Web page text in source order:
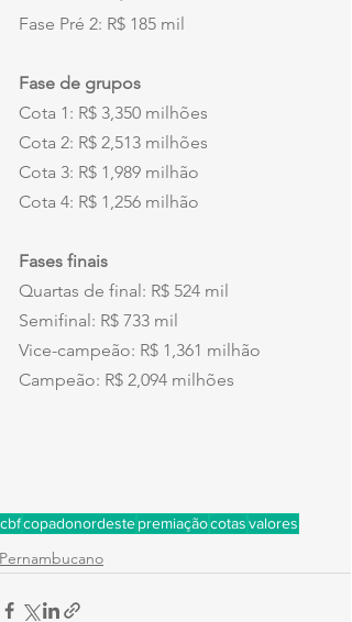
Fase Pré 2: R$ 185 mil
Fase de grupos
Cota 1: R$ 3,350 milhões
Cota 2: R$ 2,513 milhões
Cota 3: R$ 1,989 milhão
Cota 4: R$ 1,256 milhão
Fases finais
Quartas de final: R$ 524 mil
Semifinal: R$ 733 mil
Vice-campeão: R$ 1,361 milhão
Campeão: R$ 2,094 milhões
cbfcopadonordestepremiaçãocotasvalores
Pernambucano